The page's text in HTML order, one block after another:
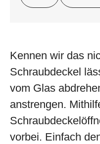
Kennen wir das
Schraubdeckel
vom Glas
anstrengen.
vorbei. Einfach